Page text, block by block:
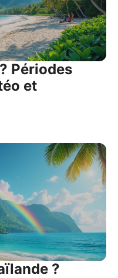
Périodes
et
?